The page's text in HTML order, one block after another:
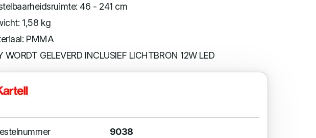
46 - 241 cm
1,58 kg
PMMA
WORDT GELEVERD INCLUSIEF LICHTBRON 12W LED
9038